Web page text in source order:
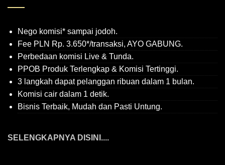
Nego komisi* sampai jodoh.
Fee PLN Rp. 3.650*/transaksi, AYO GABUNG.
Perbedaan komisi Live & Tunda.
PPOB Produk Terlengkap & Komisi Tertinggi.
3 langkah dapat pelanggan ribuan dalam 1 bulan.
Komisi cair dalam 1 detik.
Bisnis Terbaik, Mudah dan Pasti Untung.
SELENGKAPNYA DISINI....